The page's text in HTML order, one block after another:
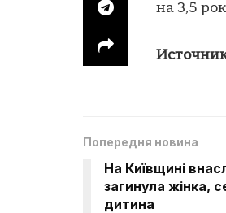
на 3,5
Попередня новина
На Київщині
загинула жінка,
дитина